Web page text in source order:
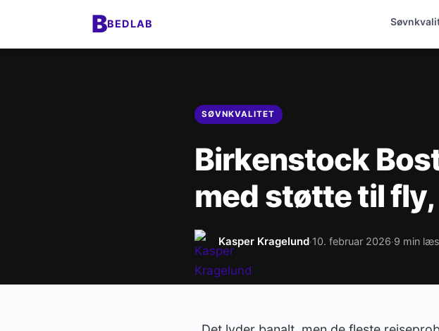
BBEDLAB
SØVNKVALITET
Birkenstock
med støtte til
Kasper Kragelund·10. februar 2026·9 min